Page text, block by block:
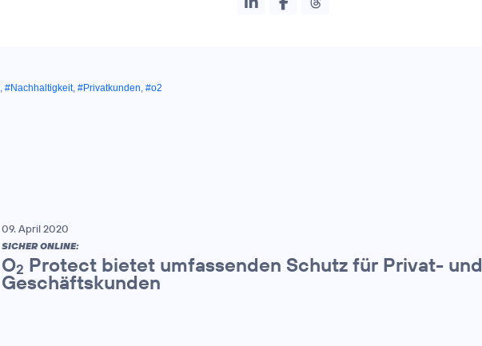
, #Nachhaltigkeit, #Privatkunden, #o2
09. April 2020
SICHER ONLINE:
O2 Protect bietet umfassenden Schutz für Privat- und
Geschäftskunden